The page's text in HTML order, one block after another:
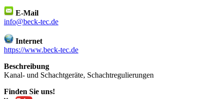
E-Mail
info@beck-tec.de
Internet
https://www.beck-tec.de
Beschreibung
Kanal- und Schachtgeräte, Schachtregulierungen
Finden Sie uns!